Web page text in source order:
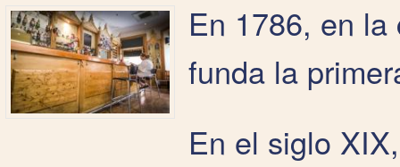
En 1786, en
funda la
En el siglo